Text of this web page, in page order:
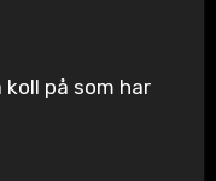
på som har